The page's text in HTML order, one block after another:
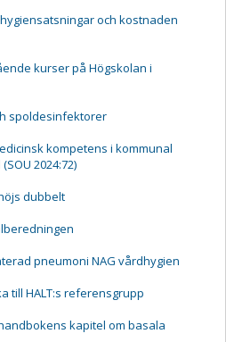
och kostnaden
kurser på Högskolan i
spoldesinfektorer
kompetens i kommunal
2024:72)
dubbelt
pneumoni NAG vårdhygien
till HALT:s referensgrupp
kapitel om basala